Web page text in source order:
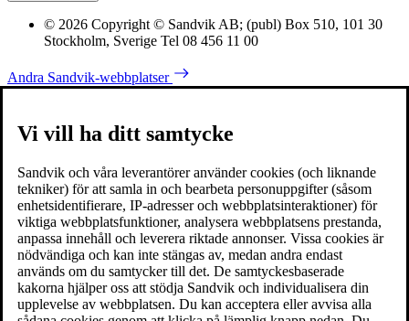
© 2026 Copyright © Sandvik AB; (publ) Box 510, 101 30
Stockholm, Sverige Tel 08 456 11 00
Andra Sandvik-webbplatser
Vi vill ha ditt samtycke
Sandvik och våra leverantörer använder cookies (och liknande
tekniker) för att samla in och bearbeta personuppgifter (såsom
enhetsidentifierare, IP-adresser och webbplatsinteraktioner) för
viktiga webbplatsfunktioner, analysera webbplatsens prestanda,
anpassa innehåll och leverera riktade annonser. Vissa cookies är
nödvändiga och kan inte stängas av, medan andra endast
används om du samtycker till det. De samtyckesbaserade
kakorna hjälper oss att stödja Sandvik och individualisera din
upplevelse av webbplatsen. Du kan acceptera eller avvisa alla